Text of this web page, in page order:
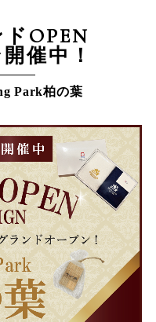
OPEN
催中！
Park柏の葉